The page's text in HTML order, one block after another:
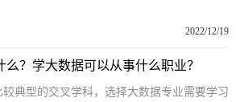
2022/12/19
？学大数据可以从事什么职业？
典型的交叉学科，选择大数据专业需要学习